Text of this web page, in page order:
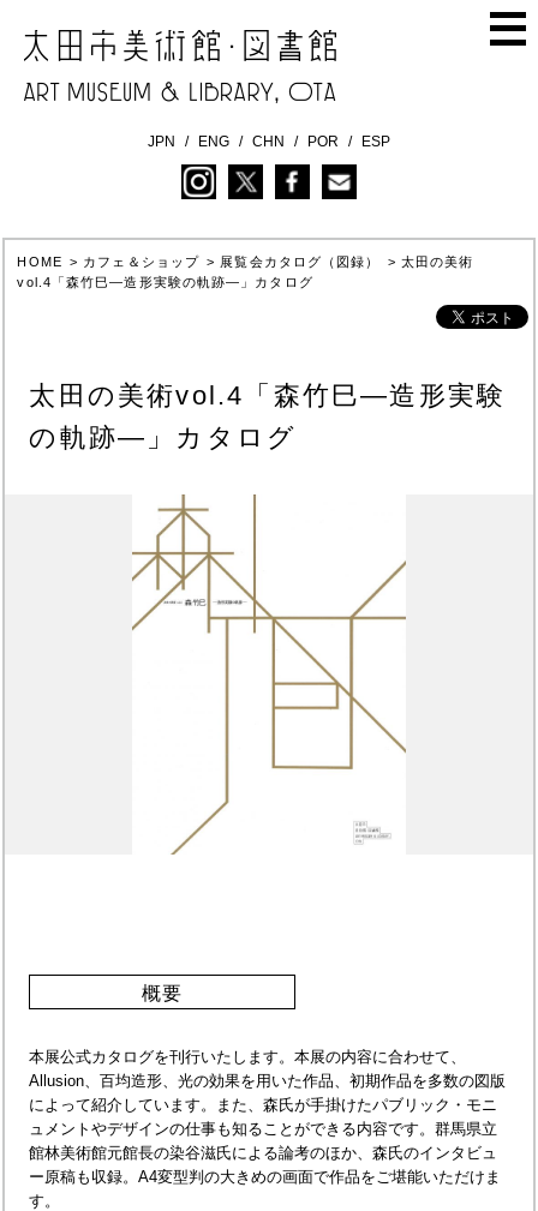
JPN ENG CHN POR ESP
HOME > カフェ＆ショップ > 展覧会カタログ（図録） > 太田の美術
vol.4「森竹巳―造形実験の軌跡―」カタログ
太田の美術vol.4「森竹巳―造形実験
の軌跡―」カタログ
概要
本展公式カタログを刊行いたします。本展の内容に合わせて、
Allusion、百均造形、光の効果を用いた作品、初期作品を多数の図版
によって紹介しています。また、森氏が手掛けたパブリック・モニ
ュメントやデザインの仕事も知ることができる内容です。群馬県立
館林美術館元館長の染谷滋氏による論考のほか、森氏のインタビュ
ー原稿も収録。A4変型判の大きめの画面で作品をご堪能いただけま
す。